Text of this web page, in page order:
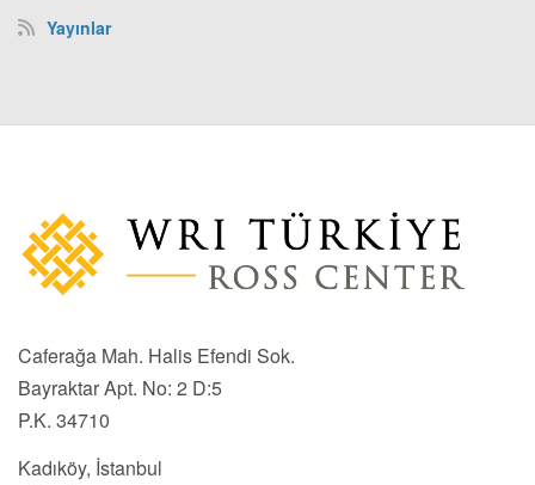
Yayınlar
Caferağa Mah. Halis Efendi Sok.
Bayraktar Apt. No: 2 D:5
P.K. 34710
Kadıköy, İstanbul